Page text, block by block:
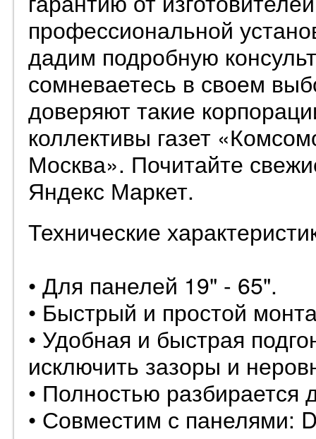
профессиональной
дадим подробную
сомневаетесь в своем
доверяют такие
коллективы газет
Москва». Почитайте
Яндекс Маркет.
Технические
• Для панелей 19" - 65".
• Быстрый и простой
• Удобная и быстрая
исключить зазоры и
• Полностью разбирается
• Совместим с панелями: